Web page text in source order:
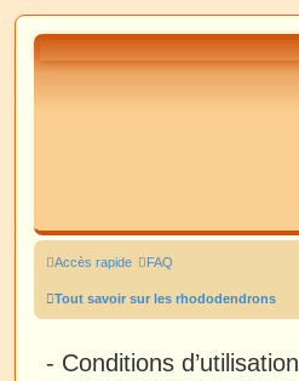
Accès rapide FAQ
Tout savoir sur les rhododendrons
- Conditions d’utilisation